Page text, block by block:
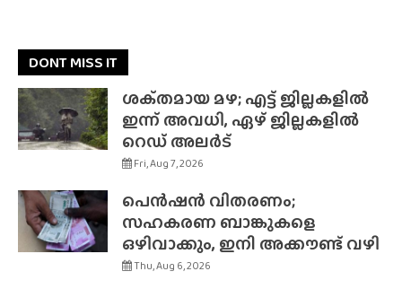
DONT MISS IT
ശക്‌തമായ മഴ; എട്ട് ജില്ലകളിൽ
ഇന്ന് അവധി, ഏഴ് ജില്ലകളിൽ
റെഡ് അലർട്
Fri, Aug 7, 2026
പെൻഷൻ വിതരണം;
സഹകരണ ബാങ്കുകളെ
ഒഴിവാക്കും, ഇനി അക്കൗണ്ട് വഴി
Thu, Aug 6, 2026